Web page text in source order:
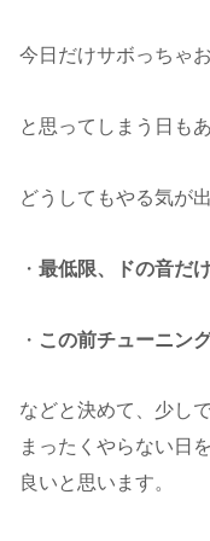
今日だけサボっちゃ
と思ってしまう日も
どうしてもやる気が
・ 最低限、ドの音だ
・ この前チューニン
などと決めて、少し
まったくやらない日
良いと思います。